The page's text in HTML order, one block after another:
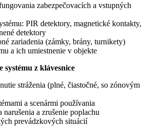
zabezpečovacích a vstupných
PIR detektory, magnetické kontakty,
detektory
zariadenia (zámky, brány, turnikety)
a ich umiestnenie v objekte
systému z klávesnice
stráženia (plné, čiastočné, so zónovým
a scenármi používania
narušenia a zrušenie poplachu
prevádzkových situácií